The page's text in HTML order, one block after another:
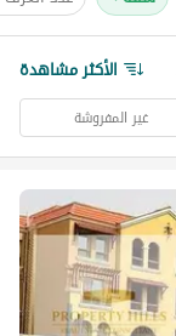
الأكثر مشاهدة
غير المفروشة